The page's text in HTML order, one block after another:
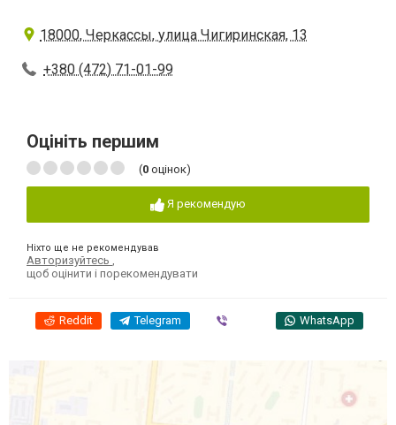
18000, Черкассы, улица Чигиринская, 13
+380 (472) 71-01-99
Оцініть першим
(0 оцінок)
Я рекомендую
Ніхто ще не рекомендував
Авторизуйтесь
щоб оцінити і порекомендувати
Reddit Telegram WhatsApp